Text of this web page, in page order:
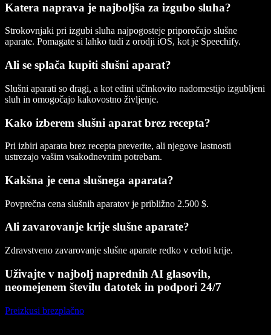
Katera naprava je najboljša za izgubo sluha?
Strokovnjaki pri izgubi sluha najpogosteje priporočajo slušne
aparate. Pomagate si lahko tudi z orodji iOS, kot je Speechify.
Ali se splača kupiti slušni aparat?
Slušni aparati so dragi, a kot edini učinkovito nadomestijo izgubljeni
sluh in omogočajo kakovostno življenje.
Kako izberem slušni aparat brez recepta?
Pri izbiri aparata brez recepta preverite, ali njegove lastnosti
ustrezajo vašim vsakodnevnim potrebam.
Kakšna je cena slušnega aparata?
Povprečna cena slušnih aparatov je približno 2.500 $.
Ali zavarovanje krije slušne aparate?
Zdravstveno zavarovanje slušne aparate redko v celoti krije.
Uživajte v najbolj naprednih AI glasovih,
neomejenem številu datotek in podpori 24/7
Preizkusi brezplačno